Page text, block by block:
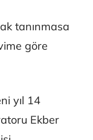
tanınmasa
göre
yıl 14
Ekber